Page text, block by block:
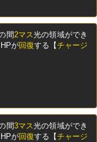
間2マス光の領域ができ
が回復する【チャージ
間3マス光の領域ができ
が回復する【チャージ